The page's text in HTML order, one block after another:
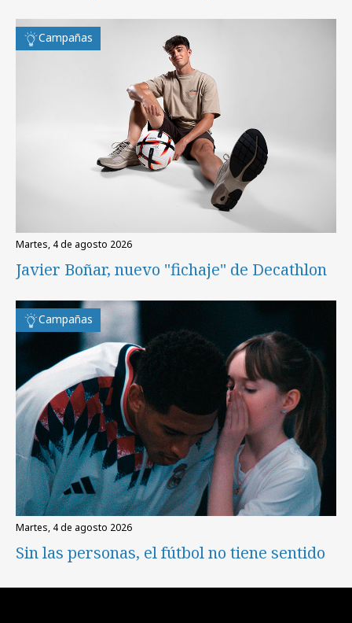
Campañas
martes, 4 de agosto 2026
Javier Boñar, nuevo "fichaje" de Decathlon
Campañas
martes, 4 de agosto 2026
Sin las personas, el fútbol no tiene sentido